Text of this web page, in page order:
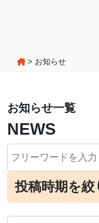
> お知らせ
お知らせ一覧
NEWS
投稿時期を絞